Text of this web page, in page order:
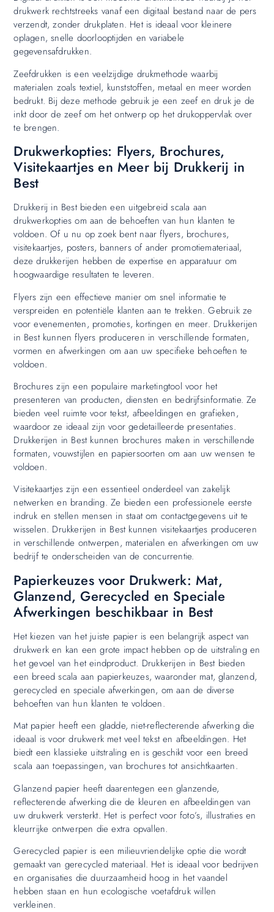
drukwerk rechtstreeks vanaf een digitaal bestand naar de pers
verzendt, zonder drukplaten. Het is ideaal voor kleinere
oplagen, snelle doorlooptijden en variabele
gegevensafdrukken.
Zeefdrukken is een veelzijdige drukmethode waarbij
materialen zoals textiel, kunststoffen, metaal en meer worden
bedrukt. Bij deze methode gebruik je een zeef en druk je de
inkt door de zeef om het ontwerp op het drukoppervlak over
te brengen.
Drukwerkopties: Flyers, Brochures,
Visitekaartjes en Meer bij Drukkerij in
Best
Drukkerij in Best bieden een uitgebreid scala aan
drukwerkopties om aan de behoeften van hun klanten te
voldoen. Of u nu op zoek bent naar flyers, brochures,
visitekaartjes, posters, banners of ander promotiemateriaal,
deze drukkerijen hebben de expertise en apparatuur om
hoogwaardige resultaten te leveren.
Flyers zijn een effectieve manier om snel informatie te
verspreiden en potentiële klanten aan te trekken. Gebruik ze
voor evenementen, promoties, kortingen en meer. Drukkerijen
in Best kunnen flyers produceren in verschillende formaten,
vormen en afwerkingen om aan uw specifieke behoeften te
voldoen.
Brochures zijn een populaire marketingtool voor het
presenteren van producten, diensten en bedrijfsinformatie. Ze
bieden veel ruimte voor tekst, afbeeldingen en grafieken,
waardoor ze ideaal zijn voor gedetailleerde presentaties.
Drukkerijen in Best kunnen brochures maken in verschillende
formaten, vouwstijlen en papiersoorten om aan uw wensen te
voldoen.
Visitekaartjes zijn een essentieel onderdeel van zakelijk
netwerken en branding. Ze bieden een professionele eerste
indruk en stellen mensen in staat om contactgegevens uit te
wisselen. Drukkerijen in Best kunnen visitekaartjes produceren
in verschillende ontwerpen, materialen en afwerkingen om uw
bedrijf te onderscheiden van de concurrentie.
Papierkeuzes voor Drukwerk: Mat,
Glanzend, Gerecycled en Speciale
Afwerkingen beschikbaar in Best
Het kiezen van het juiste papier is een belangrijk aspect van
drukwerk en kan een grote impact hebben op de uitstraling en
het gevoel van het eindproduct. Drukkerijen in Best bieden
een breed scala aan papierkeuzes, waaronder mat, glanzend,
gerecycled en speciale afwerkingen, om aan de diverse
behoeften van hun klanten te voldoen.
Mat papier heeft een gladde, niet-reflecterende afwerking die
ideaal is voor drukwerk met veel tekst en afbeeldingen. Het
biedt een klassieke uitstraling en is geschikt voor een breed
scala aan toepassingen, van brochures tot ansichtkaarten.
Glanzend papier heeft daarentegen een glanzende,
reflecterende afwerking die de kleuren en afbeeldingen van
uw drukwerk versterkt. Het is perfect voor foto’s, illustraties en
kleurrijke ontwerpen die extra opvallen.
Gerecycled papier is een milieuvriendelijke optie die wordt
gemaakt van gerecycled materiaal. Het is ideaal voor bedrijven
en organisaties die duurzaamheid hoog in het vaandel
hebben staan en hun ecologische voetafdruk willen
verkleinen.